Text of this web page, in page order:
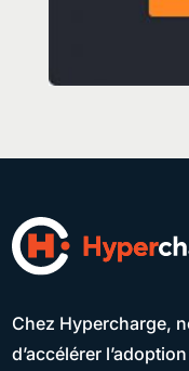
Chez Hypercharge,
d’accélérer